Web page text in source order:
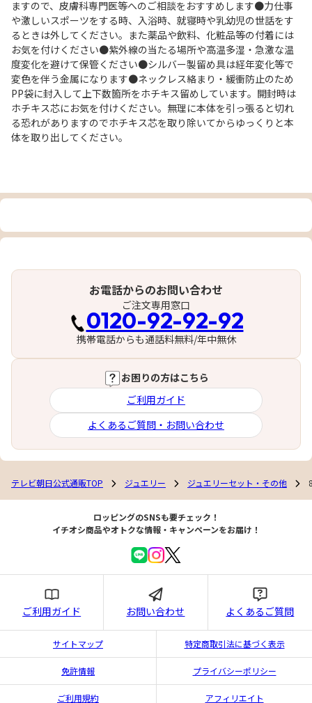
ますので、皮膚科専門医等へのご相談をおすすめします●力仕事
や激しいスポーツをする時、入浴時、就寝時や乳幼児の世話をす
るときは外してください。また薬品や飲料、化粧品等の付着には
お気を付けください●紫外線の当たる場所や高温多湿・急激な温
度変化を避けて保管ください●シルバー製留め具は経年変化等で
変色を伴う金属になります●ネックレス絡まり・緩衝防止のため
PP袋に封入して上下数箇所をホチキス留めしています。開封時は
ホチキス芯にお気を付けください。無理に本体を引っ張ると切れ
る恐れがありますのでホチキス芯を取り除いてからゆっくりと本
体を取り出してください。
お電話からのお問い合わせ
ご注文専用窓口
0120-92-92-92
携帯電話からも通話料無料/年中無休
お困りの方はこちら
ご利用ガイド
よくあるご質問・お問い合わせ
テレビ朝日公式通販TOP ジュエリー ジュエリーセット・その他
ロッピングのSNSも要チェック！
イチオシ商品やオトクな情報・キャンペーンをお届け！
ご利用ガイド お問い合わせ よくあるご質問
サイトマップ 特定商取引法に基づく表示
免許情報 プライバシーポリシー
ご利用規約 アフィリエイト